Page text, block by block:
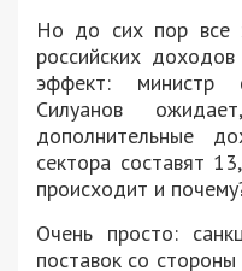
Но до сих пор все
российских
эффект: министр
Силуанов
дополнительные
сектора составят
происходит и
Очень просто:
поставок со